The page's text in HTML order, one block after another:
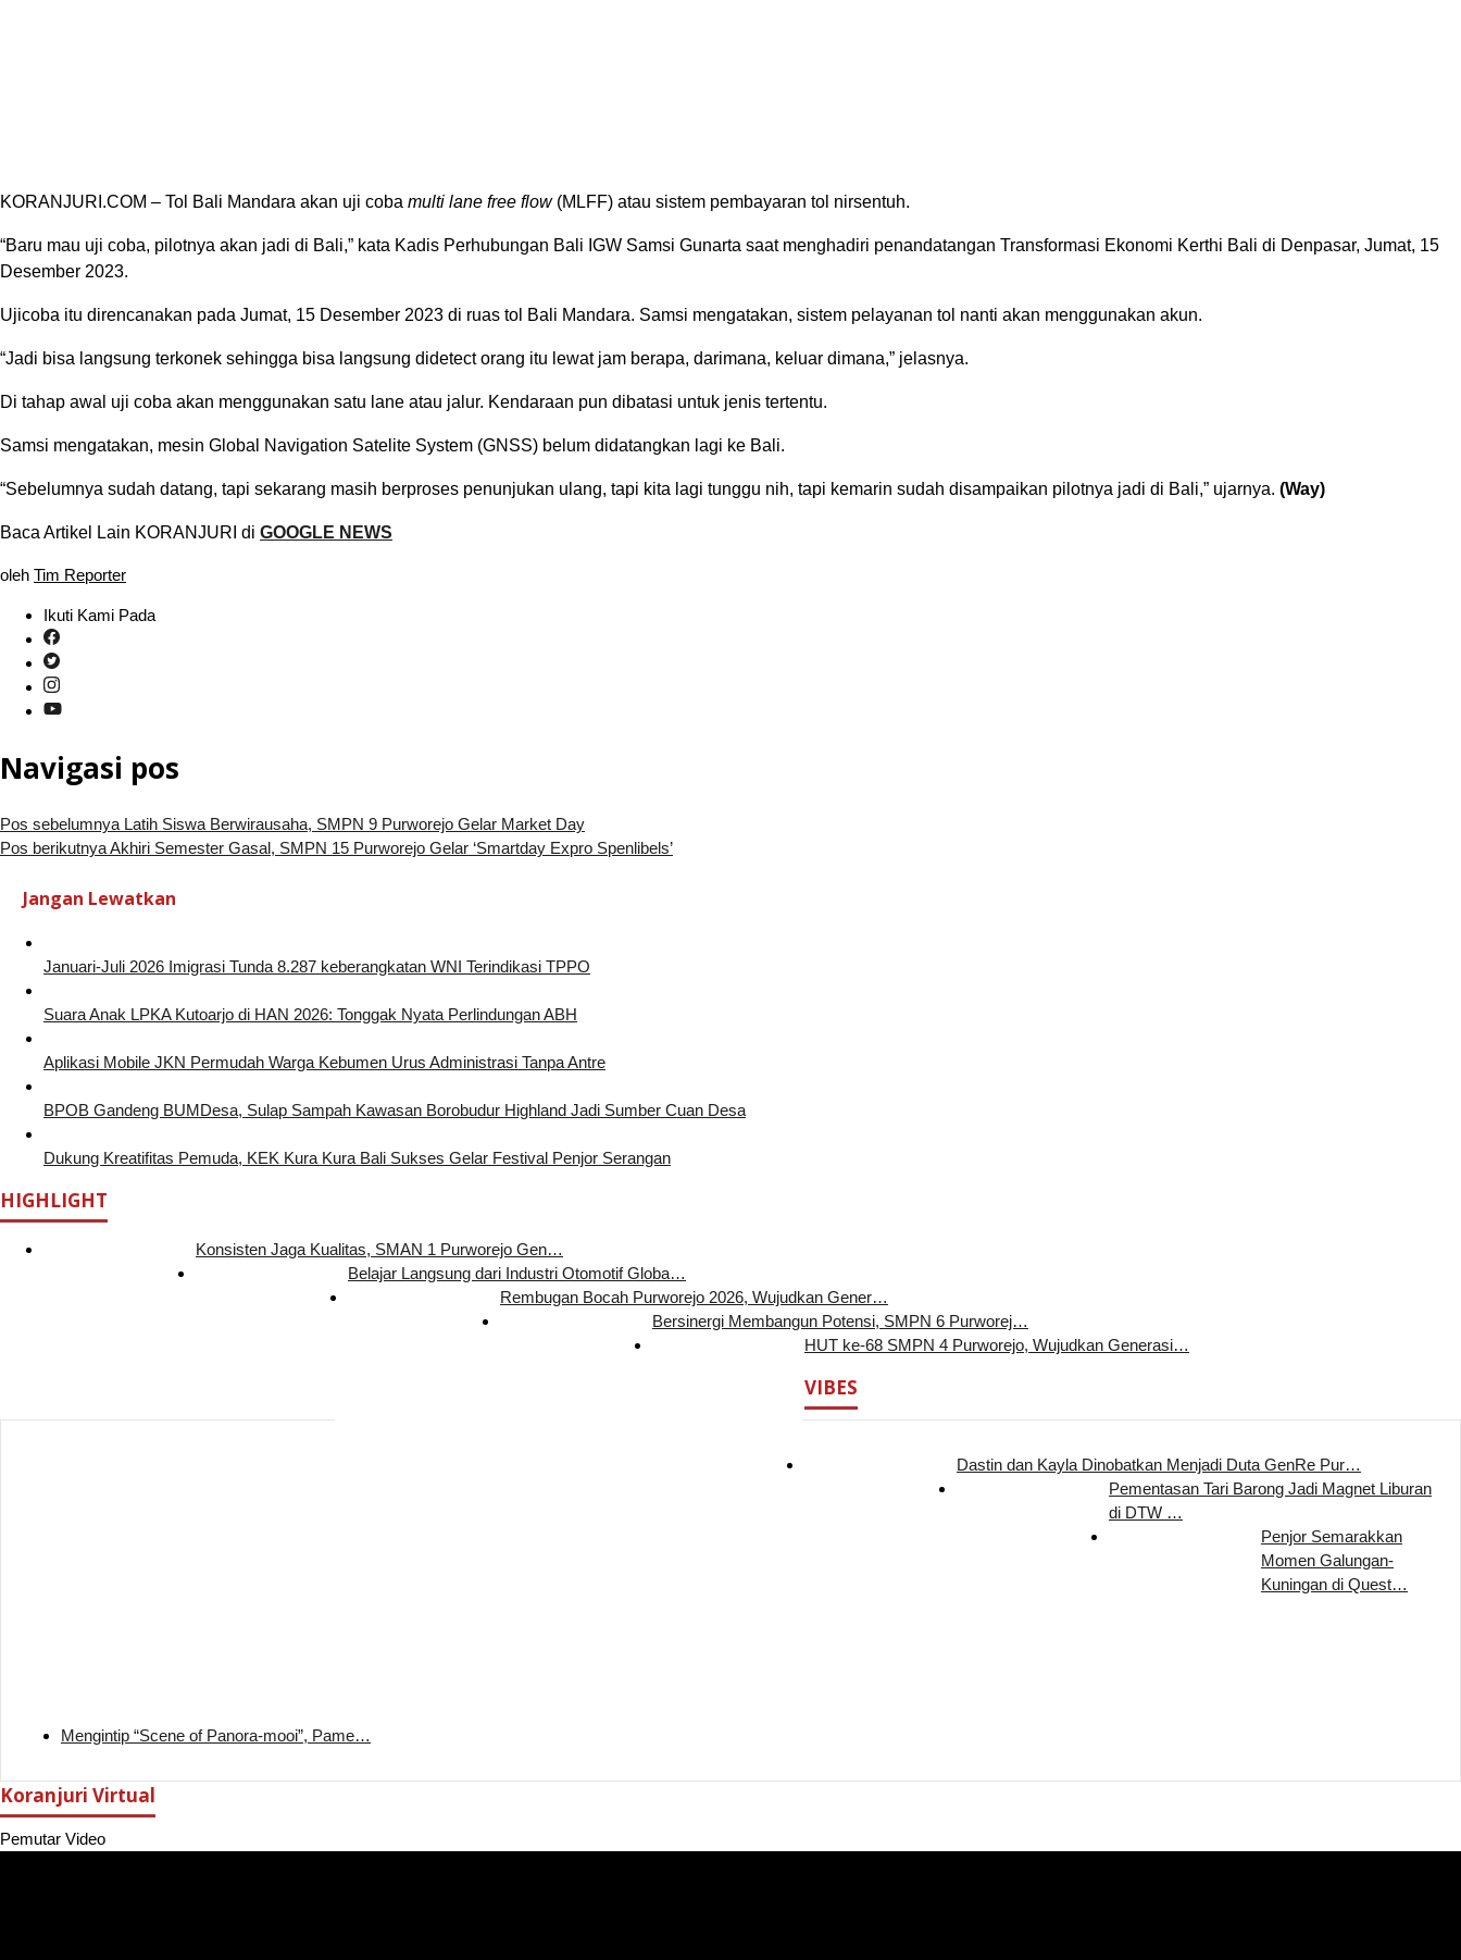
KORANJURI.COM – Tol Bali Mandara akan uji coba multi lane free flow(MLFF) atau sistem pembayaran tol nirsentuh.
“Baru mau uji coba, pilotnya akan jadi di Bali,” kata Kadis Perhubungan Bali IGW Samsi Gunarta saat menghadiri penandatangan Transformasi Ekonomi Kerthi Bali di Denpasar, Jumat, 15
Desember 2023.
Ujicoba itu direncanakan pada Jumat, 15 Desember 2023 di ruas tol Bali Mandara. Samsi mengatakan, sistem pelayanan tol nanti akan menggunakan akun.
“Jadi bisa langsung terkonek sehingga bisa langsung didetect orang itu lewat jam berapa, darimana, keluar dimana,” jelasnya.
Di tahap awal uji coba akan menggunakan satu lane atau jalur. Kendaraan pun dibatasi untuk jenis tertentu.
Samsi mengatakan, mesin Global Navigation Satelite System (GNSS) belum didatangkan lagi ke Bali.
“Sebelumnya sudah datang, tapi sekarang masih berproses penunjukan ulang, tapi kita lagi tunggu nih, tapi kemarin sudah disampaikan pilotnya jadi di Bali,” ujarnya. (Way)
Baca Artikel Lain KORANJURI di GOOGLE NEWS
oleh Tim Reporter
Ikuti Kami Pada
Navigasi pos
Pos sebelumnya Latih Siswa Berwirausaha, SMPN 9 Purworejo Gelar Market Day
Pos berikutnyaAkhiri Semester Gasal, SMPN 15 Purworejo Gelar ‘Smartday Expro Spenlibels’
Jangan Lewatkan
Januari-Juli 2026 Imigrasi Tunda 8.287 keberangkatan WNI Terindikasi TPPO
Suara Anak LPKA Kutoarjo di HAN 2026: Tonggak Nyata Perlindungan ABH
Aplikasi Mobile JKN Permudah Warga Kebumen Urus Administrasi Tanpa Antre
BPOB Gandeng BUMDesa, Sulap Sampah Kawasan Borobudur Highland Jadi Sumber Cuan Desa
Dukung Kreatifitas Pemuda, KEK Kura Kura Bali Sukses Gelar Festival Penjor Serangan
HIGHLIGHT
Konsisten Jaga Kualitas, SMAN 1 Purworejo Gen…
Belajar Langsung dari Industri Otomotif Globa…
Rembugan Bocah Purworejo 2026, Wujudkan Gener…
Bersinergi Membangun Potensi, SMPN 6 Purworej…
HUT ke-68 SMPN 4 Purworejo, Wujudkan Generasi…
VIBES
Dastin dan Kayla Dinobatkan Menjadi Duta GenRe Pur…
Pementasan Tari Barong Jadi Magnet Liburan
di DTW …
Penjor Semarakkan
Momen Galungan-
Kuningan di Quest…
Mengintip “Scene of Panora-mooi”, Pame…
Koranjuri Virtual
Pemutar Video